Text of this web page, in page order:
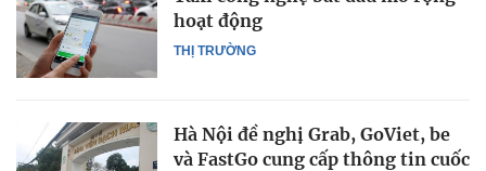
THỊ TRƯỜNG
hoạt động
Hà Nội đề nghị Grab, GoViet, be
và FastGo cung cấp thông tin cuốc